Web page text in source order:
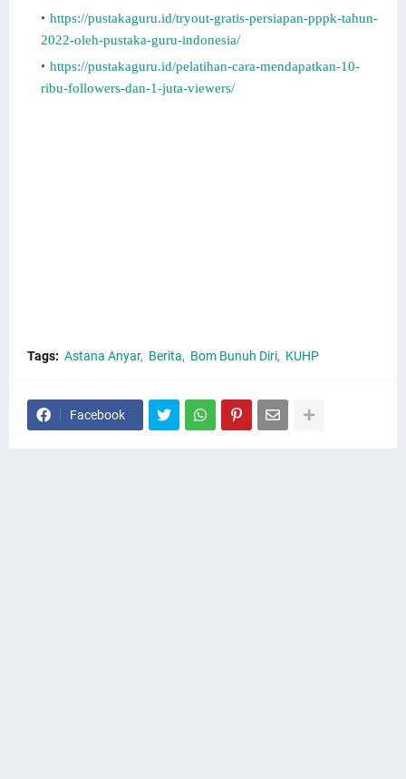
https://pustakaguru.id/tryout-gratis-persiapan-pppk-tahun-
2022-oleh-pustaka-guru-indonesia/
https://pustakaguru.id/pelatihan-cara-mendapatkan-10-
ribu-followers-dan-1-juta-viewers/
Tags: Astana Anyar Berita Bom Bunuh Diri KUHP
Facebook